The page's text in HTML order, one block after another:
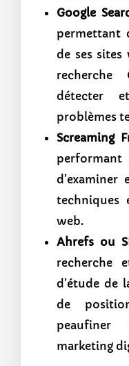
Google
permettant
de ses
détecter
problèmes
Screaming
performant
d’examiner
techniques
web.
Ahrefs ou
recherche
d’étude de
de
marketing